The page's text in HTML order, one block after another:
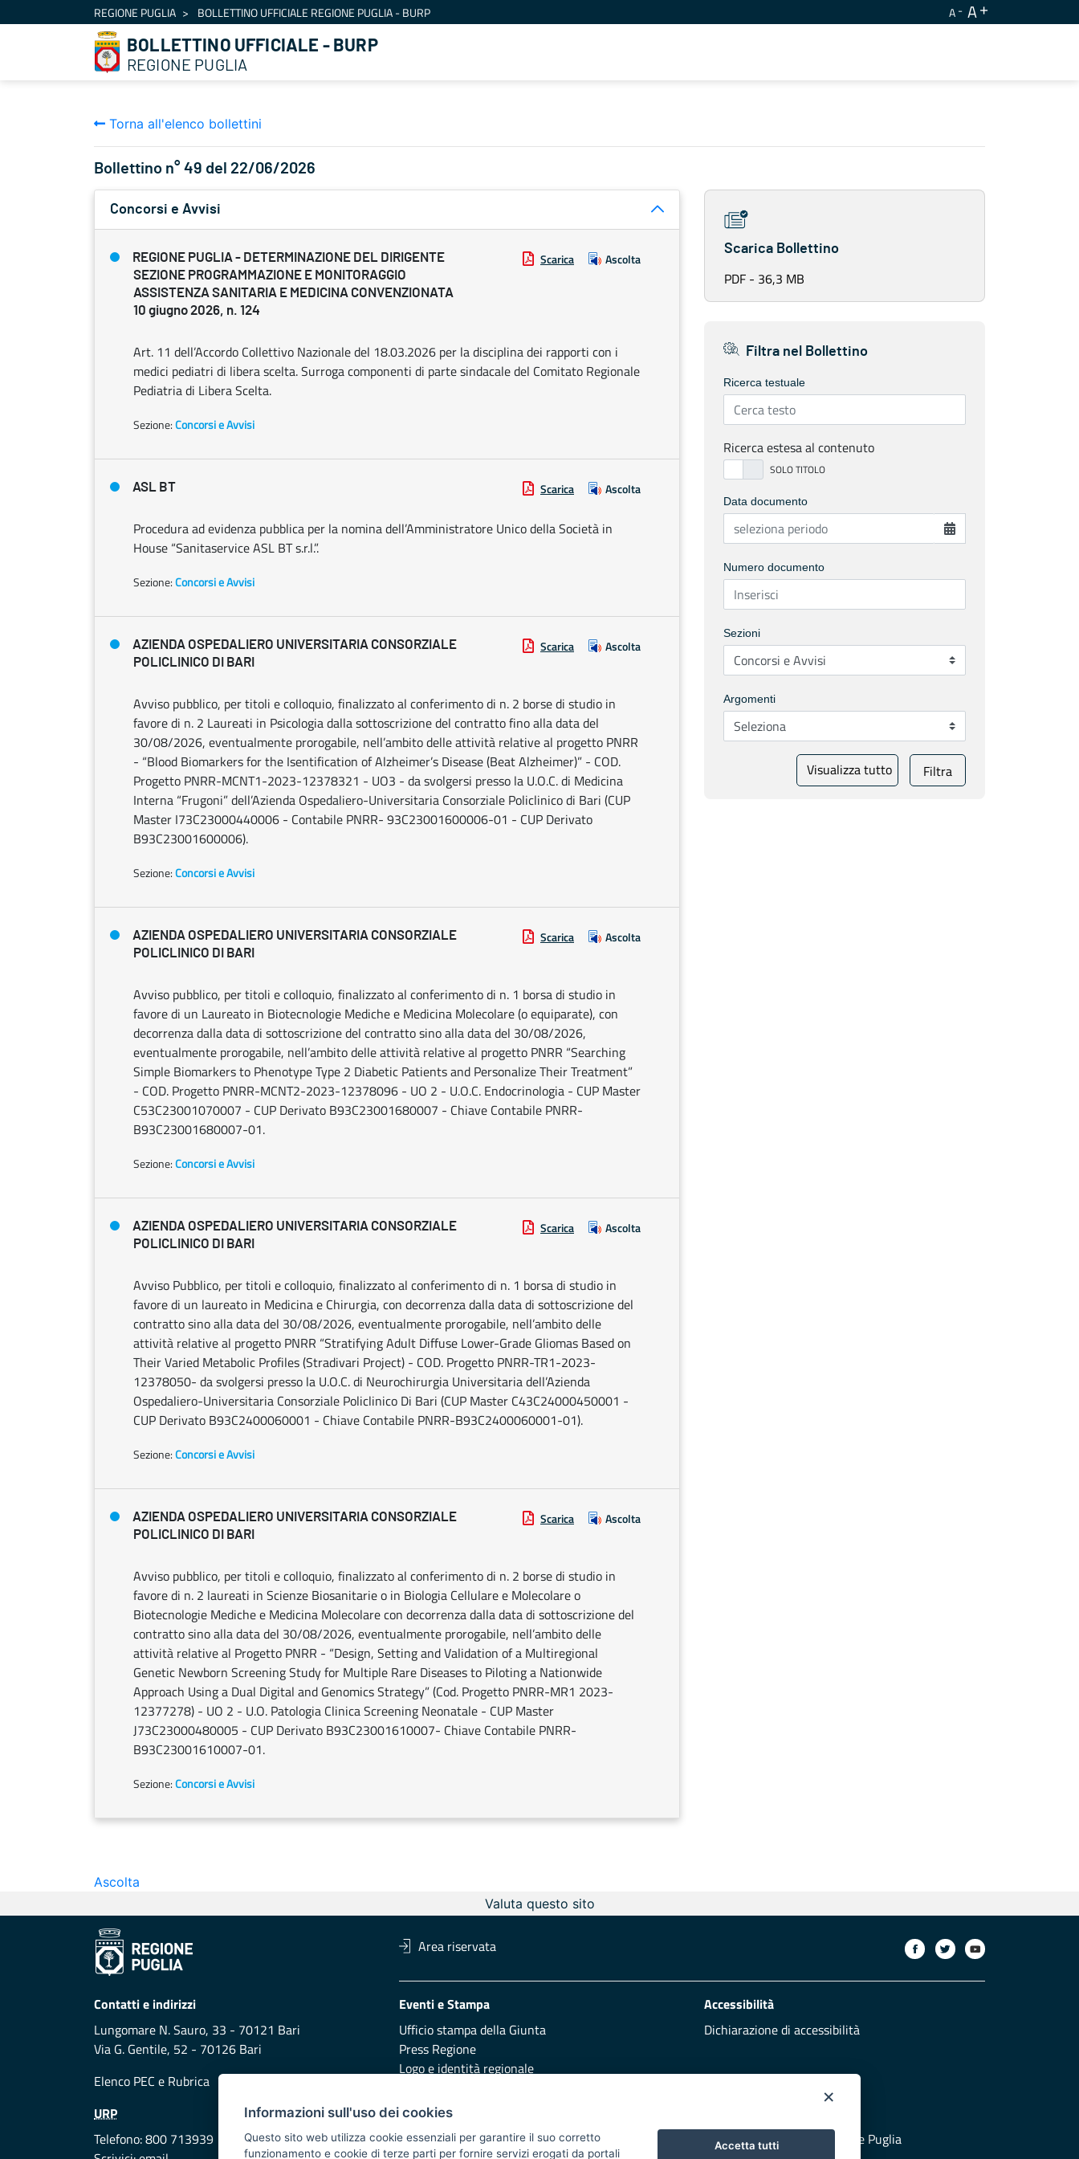
Salta al contenutoREGIONE PUGLIA BOLLETTINO UFFICIALE REGIONE PUGLIA - BURP A A
BOLLETTINO UFFICIALE - BURP
REGIONE PUGLIA
Torna all'elenco bollettini
Bollettino n° 49 del 22/06/2026
Concorsi e Avvisi
REGIONE PUGLIA - DETERMINAZIONE DEL DIRIGENTE
SEZIONE PROGRAMMAZIONE E MONITORAGGIO
ASSISTENZA SANITARIA E MEDICINA CONVENZIONATA
10 giugno 2026, n. 124
Scarica Ascolta
Art. 11 dell’Accordo Collettivo Nazionale del 18.03.2026 per la disciplina dei rapporti con i
medici pediatri di libera scelta. Surroga componenti di parte sindacale del Comitato Regionale
Pediatria di Libera Scelta.
Sezione:Concorsi e Avvisi
ASL BT Scarica Ascolta
Procedura ad evidenza pubblica per la nomina dell’Amministratore Unico della Società in
House “Sanitaservice ASL BT s.r.l.”.
Sezione:Concorsi e Avvisi
AZIENDA OSPEDALIERO UNIVERSITARIA CONSORZIALE
POLICLINICO DI BARI
Scarica Ascolta
Avviso pubblico, per titoli e colloquio, finalizzato al conferimento di n. 2 borse di studio in
favore di n. 2 Laureati in Psicologia dalla sottoscrizione del contratto fino alla data del
30/08/2026, eventualmente prorogabile, nell’ambito delle attività relative al progetto PNRR
- “Blood Biomarkers for the Isentification of Alzheimer’s Disease (Beat Alzheimer)” - COD.
Progetto PNRR-MCNT1-2023-12378321 - UO3 - da svolgersi presso la U.O.C. di Medicina
Interna “Frugoni” dell’Azienda Ospedaliero-Universitaria Consorziale Policlinico di Bari (CUP
Master I73C23000440006 - Contabile PNRR- 93C23001600006-01 - CUP Derivato
B93C23001600006).
Sezione:Concorsi e Avvisi
AZIENDA OSPEDALIERO UNIVERSITARIA CONSORZIALE
POLICLINICO DI BARI
Scarica Ascolta
Avviso pubblico, per titoli e colloquio, finalizzato al conferimento di n. 1 borsa di studio in
favore di un Laureato in Biotecnologie Mediche e Medicina Molecolare (o equiparate), con
decorrenza dalla data di sottoscrizione del contratto sino alla data del 30/08/2026,
eventualmente prorogabile, nell’ambito delle attività relative al progetto PNRR “Searching
Simple Biomarkers to Phenotype Type 2 Diabetic Patients and Personalize Their Treatment”
- COD. Progetto PNRR-MCNT2-2023-12378096 - UO 2 - U.O.C. Endocrinologia - CUP Master
C53C23001070007 - CUP Derivato B93C23001680007 - Chiave Contabile PNRR-
B93C23001680007-01.
Sezione:Concorsi e Avvisi
AZIENDA OSPEDALIERO UNIVERSITARIA CONSORZIALE
POLICLINICO DI BARI
Scarica Ascolta
Avviso Pubblico, per titoli e colloquio, finalizzato al conferimento di n. 1 borsa di studio in
favore di un laureato in Medicina e Chirurgia, con decorrenza dalla data di sottoscrizione del
contratto sino alla data del 30/08/2026, eventualmente prorogabile, nell’ambito delle
attività relative al progetto PNRR “Stratifying Adult Diffuse Lower-Grade Gliomas Based on
Their Varied Metabolic Profiles (Stradivari Project) - COD. Progetto PNRR-TR1-2023-
12378050- da svolgersi presso la U.O.C. di Neurochirurgia Universitaria dell’Azienda
Ospedaliero-Universitaria Consorziale Policlinico Di Bari (CUP Master C43C24000450001 -
CUP Derivato B93C2400060001 - Chiave Contabile PNRR-B93C2400060001-01).
Sezione:Concorsi e Avvisi
AZIENDA OSPEDALIERO UNIVERSITARIA CONSORZIALE
POLICLINICO DI BARI
Scarica Ascolta
Avviso pubblico, per titoli e colloquio, finalizzato al conferimento di n. 2 borse di studio in
favore di n. 2 laureati in Scienze Biosanitarie o in Biologia Cellulare e Molecolare o
Biotecnologie Mediche e Medicina Molecolare con decorrenza dalla data di sottoscrizione del
contratto sino alla data del 30/08/2026, eventualmente prorogabile, nell’ambito delle
attività relative al Progetto PNRR - “Design, Setting and Validation of a Multiregional
Genetic Newborn Screening Study for Multiple Rare Diseases to Piloting a Nationwide
Approach Using a Dual Digital and Genomics Strategy” (Cod. Progetto PNRR-MR1 2023-
12377278) - UO 2 - U.O. Patologia Clinica Screening Neonatale - CUP Master
J73C23000480005 - CUP Derivato B93C23001610007- Chiave Contabile PNRR-
B93C23001610007-01.
Sezione:Concorsi e Avvisi
Scarica Bollettino
PDF - 36,3 MB
Filtra nel Bollettino
Ricerca testuale
Ricerca estesa al contenuto
Data documento
Numero documento
Sezioni
Argomenti
Visualizza tutto Filtra
Ascolta
Valuta questo sito
Area riservata
Contatti e indirizzi
Lungomare N. Sauro, 33 - 70121 Bari
Via G. Gentile, 52 - 70126 Bari
Elenco PEC e Rubrica
Eventi e Stampa
Ufficio stampa della Giunta
Press Regione
Logo e identità regionale
Accessibilità
Dichiarazione di accessibilità
URP
Telefono: 800 713939
Redazione
Presentazione
Vai al sito di Protezione Civile Puglia
×
Informazioni sull'uso dei cookies
Questo sito web utilizza cookie essenziali per garantire il suo corretto
funzionamento e cookie di terze parti per fornire servizi erogati da portali
Accetta tutti